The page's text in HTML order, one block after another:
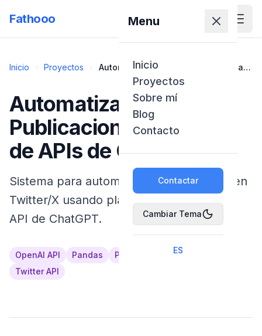
Fathooo Menu
Inicio
Proyectos
Sobre mí
Blog
Contacto
Contactar
Cambiar Tema
ES
Inicio Proyectos
Automatización de Publicaciones a
través de APIs de Chat GPT
Automatización de
Publicaciones a través
de APIs de Chat GPT
Sistema para automatizar publicaciones en
Twitter/X usando plantillas dinámicas y la
API de ChatGPT.
OpenAI API Pandas Python
Schedule
Twitter API